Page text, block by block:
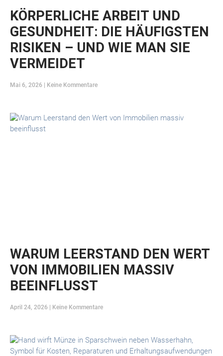
KÖRPERLICHE ARBEIT UND
GESUNDHEIT: DIE HÄUFIGSTEN
RISIKEN – UND WIE MAN SIE
VERMEIDET
Mai 6, 2026 Keine Kommentare
WARUM LEERSTAND DEN WERT
VON IMMOBILIEN MASSIV
BEEINFLUSST
April 24, 2026 Keine Kommentare